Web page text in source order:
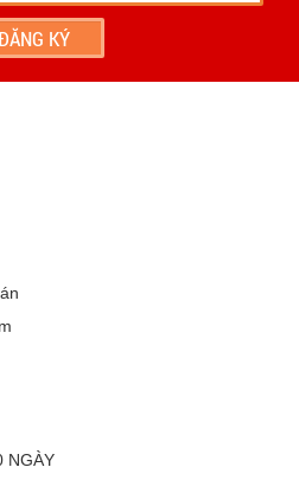
viên giao hàng
hàng cung cấp.
CHẤT LƯỢNG
NGÀY